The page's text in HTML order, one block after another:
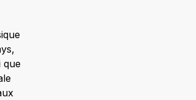
que